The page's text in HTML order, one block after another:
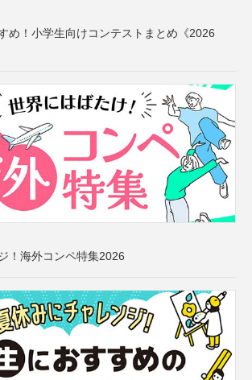
め！小学生向けコンテストまとめ《2026
！海外コンペ特集2026